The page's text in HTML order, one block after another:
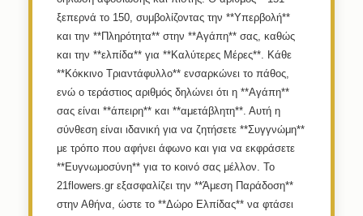
ξεπερνά το 150, συμβολίζοντας την **Υπερβολή**
και την **Πληρότητα** στην **Αγάπη** σας, καθώς
και την **ελπίδα** για **Καλύτερες Μέρες**. Κάθε
**Κόκκινο Τριαντάφυλλο** ενσαρκώνει το πάθος,
ενώ ο τεράστιος αριθμός δηλώνει ότι η **Αγάπη**
σας είναι **άπειρη** και **αμετάβλητη**. Αυτή η
σύνθεση είναι ιδανική για να ζητήσετε **Συγγνώμη**
με τρόπο που αφήνει άφωνο και για να εκφράσετε
**Ευγνωμοσύνη** για το κοινό σας μέλλον. Το
21flowers.gr εξασφαλίζει την **Άμεση Παράδοση**
στην Αθήνα, ώστε το **Δώρο Ελπίδας** να φτάσει